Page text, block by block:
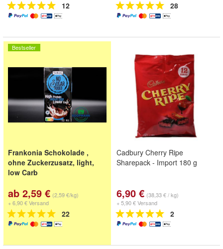
12 28
Bestseller
Frankonia Schokolade ,
ohne Zuckerzusatz, light,
low Carb
ab 2,59 € (2,59 €/kg)
+ 6,90 € Versand
22
Cadbury Cherry Ripe
Sharepack - Import 180 g
6,90 € (38,33 € / kg)
+ 5,90 € Versand
2